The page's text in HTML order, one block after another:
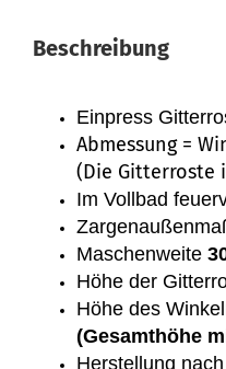
Beschreibung
Einpress
Abmessung =
(Die Gitterroste
Im Vollbad
Maschenweite
Höhe der
Höhe des
(Gesamthöhe
Herstellung